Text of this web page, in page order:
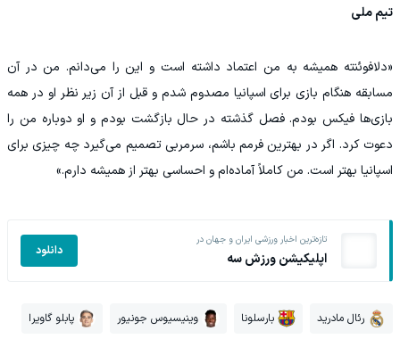
تیم ملی
«دلافوئنته همیشه به من اعتماد داشته است و این را می‌دانم. من در آن
مسابقه هنگام بازی برای اسپانیا مصدوم شدم و قبل از آن زیر نظر او در همه
بازی‌ها فیکس بودم. فصل گذشته در حال بازگشت بودم و او دوباره من را
دعوت کرد. اگر در بهترین فرمم باشم، سرمربی تصمیم می‌گیرد چه چیزی برای
اسپانیا بهتر است. من کاملاً آماده‌ام و احساسی بهتر از همیشه دارم.»
تازه‌ترین اخبار ورزشی ایران و جهان در
اپلیکیشن ورزش سه دانلود
رئال مادرید بارسلونا وینیسیوس جونیور پابلو گاویرا